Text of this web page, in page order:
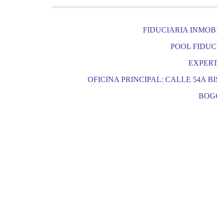
FIDUCIARIA
POOL
OFICINA PRINCIPAL: CALLE 54A